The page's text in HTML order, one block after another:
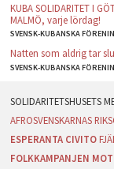
KUBA SOLIDARITET I
MALMÖ, varje lördag!
SVENSK-KUBANSKA
Natten som aldrig tar
SVENSK-KUBANSKA
AFROSVENSKARNAS
ESPERANTA CIVITO
FOLKKAMPANJEN